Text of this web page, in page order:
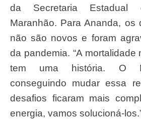
da Secretaria
Maranhão. Para Ananda, os
não são novos e foram
da pandemia. “A mortalidade
tem uma história. O
conseguindo mudar essa
desafios ficaram mais
energia, vamos solucioná-